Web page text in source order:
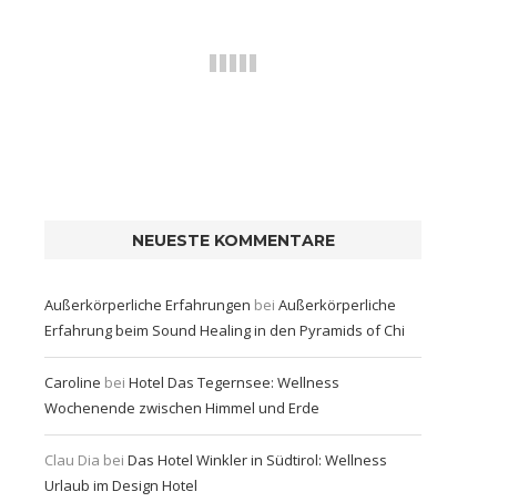
NEUESTE KOMMENTARE
Außerkörperliche Erfahrungen bei Außerkörperliche
Erfahrung beim Sound Healing in den Pyramids of Chi
Caroline bei Hotel Das Tegernsee: Wellness
Wochenende zwischen Himmel und Erde
Clau Dia bei Das Hotel Winkler in Südtirol: Wellness
Urlaub im Design Hotel